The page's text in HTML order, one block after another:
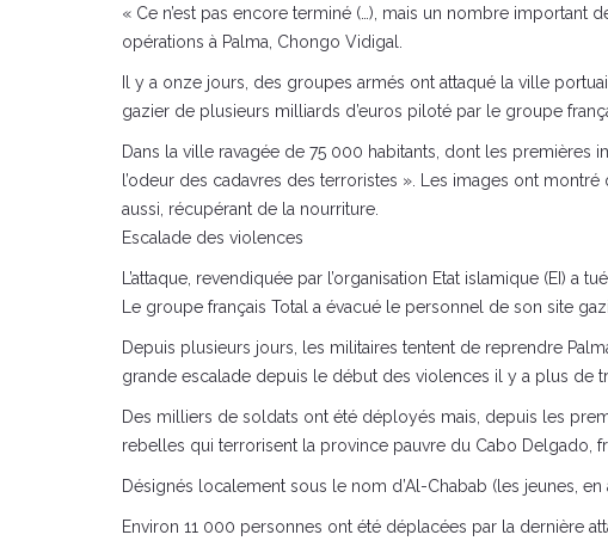
« Ce n’est pas encore terminé (…), mais un nombre
opérations à Palma, Chongo Vidigal.
Il y a onze jours, des groupes armés ont attaqué la ville
gazier de plusieurs milliards d’euros piloté par le groupe
Dans la ville ravagée de 75 000 habitants, dont les premières
l’odeur des cadavres des terroristes ». Les images ont
aussi, récupérant de la nourriture.
Escalade des violences
L’attaque, revendiquée par l’organisation Etat islamique (EI)
Le groupe français Total a évacué le personnel de son site
Depuis plusieurs jours, les militaires tentent de reprendre
grande escalade depuis le début des violences il y a plus de
Des milliers de soldats ont été déployés mais, depuis les
rebelles qui terrorisent la province pauvre du Cabo Delgado,
Désignés localement sous le nom d’Al-Chabab (les jeunes,
Environ 11 000 personnes ont été déplacées par la dernière